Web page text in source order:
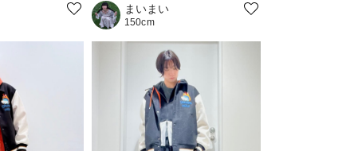
まいまい
150cm